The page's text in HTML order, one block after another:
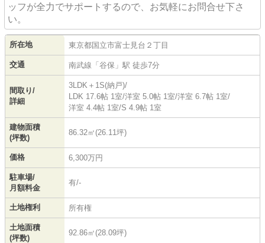
ッフが全力でサポートするので、お気軽にお問合せ下さ
い。
所在地 東京都国立市富士見台 ２丁目
交通 南武線 「 谷保 」駅 徒歩7分
間取り/
詳細
3LDK＋1S(納戸)/
LDK 17.6帖 1室/洋室 5.0帖 1室/洋室 6.7帖 1室/
洋室 4.4帖 1室/S 4.9帖 1室
建物面積
(坪数)
86.32㎡(26.11坪)
価格 6,300万円
駐車場/
月額料金
有/-
土地権利 所有権
土地面積
(坪数)
92.86㎡(28.09坪)